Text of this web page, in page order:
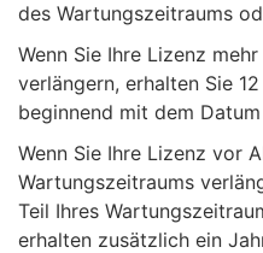
des Wartungszeitraums
Wenn Sie Ihre Lizenz
verlängern, erhalten Sie
beginnend mit dem
Wenn Sie Ihre Lizenz vor
Wartungszeitraums
Teil Ihres
erhalten zusätzlich ein